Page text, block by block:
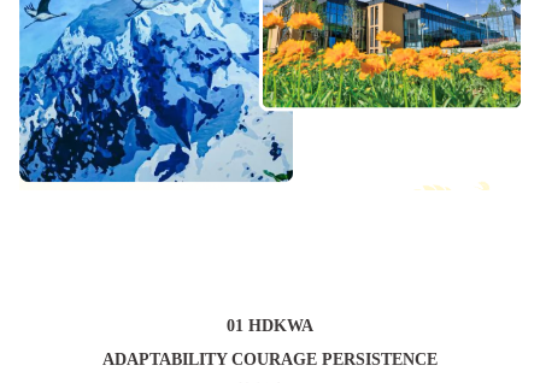
01 HDKWA
ADAPTABILITY COURAGE PERSISTENCE